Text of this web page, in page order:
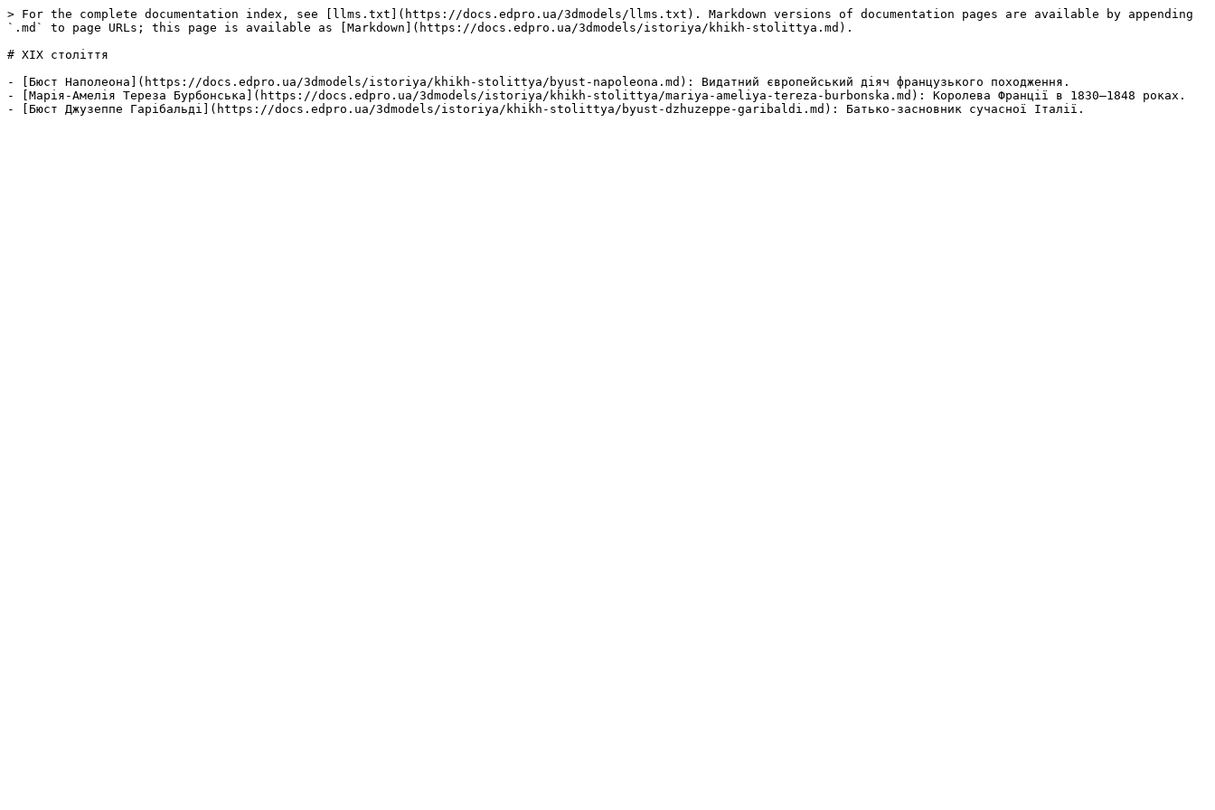
> For the complete documentation index, see [llms.txt](https://docs.edpro.ua/3dmodels/llms.txt). Markdown versions of documentation pages are available by appending
`.md` to page URLs; this page is available as [Markdown](https://docs.edpro.ua/3dmodels/istoriya/khikh-stolittya.md).
# ХІХ століття
- [Бюст Наполеона](https://docs.edpro.ua/3dmodels/istoriya/khikh-stolittya/byust-napoleona.md): Видатний європейський діяч французького походження.
- [Марія-Амелія Тереза Бурбонська](https://docs.edpro.ua/3dmodels/istoriya/khikh-stolittya/mariya-ameliya-tereza-burbonska.md): Королева Франції в 1830—1848 роках.